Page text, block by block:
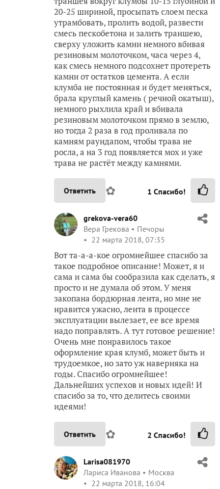
20-25 шириной, просыпать слоем песка
утрамбовать, пролить водой, развести
смесь пескобетона и залить траншею,
сверху уложить камни немного вбивая
резиновым молоточком, часа через 4,
как смесь немного подсохнет протереть
камни от остатков цемента. А если
клумба не постоянная и будет меняться,
брала круглый камень ( речной окатыш),
немного рыхлила край и вбивала
резиновым молоточком прямо в землю,
но тогда 2 раза в год проливала по
камням раундапом, чтобы трава не
росла, а на 3 год появляется мох и уже
трава не растёт между камнями.
Ответить ✿ 1 Спасибо!
grekova-vera60
Вера Грекова
Печоры
22 марта 2018, 07:35
Вот та-а-а-кое огромнейшее спасибо за
такое подробное описание! Может, я и
сама и сама бы сообразила как сделать, я
просто и не думала об этом. У меня
закопана бордюрная лента, но мне не
нравится ужасно, лента в процессе
эксплуатации вылезает, ее все время
надо поправлять. А тут готовое решение!
Очень мне понравилось такое
оформление края клумб, может быть и
трудоемкое, но зато уж наверняка на
годы. Спасибо огромнейшее!
Дальнейших успехов и новых идей! И
спасибо за то, что делитесь своими
идеями!
Ответить ✿ 2 Спасибо!
Larisa081970
Лариса Иванова
Москва
22 марта 2018, 16:04